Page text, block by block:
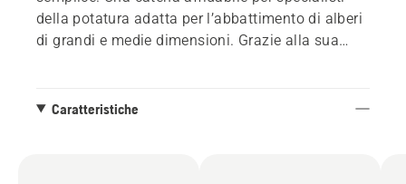
della potatura adatta per l’abbattimento di alberi
di grandi e medie dimensioni. Grazie alla sua
ambienti estremamente sporchi e mantiene
Caratteristiche